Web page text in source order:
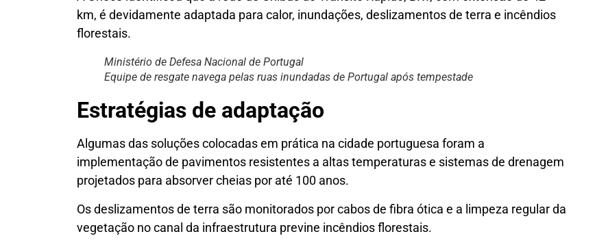
km, é devidamente adaptada para calor, inundações, deslizamentos de terra e incêndios
florestais.
Ministério de Defesa Nacional de Portugal
Equipe de resgate navega pelas ruas inundadas de Portugal após tempestade
Estratégias de adaptação
Algumas das soluções colocadas em prática na cidade portuguesa foram a
implementação de pavimentos resistentes a altas temperaturas e sistemas de drenagem
projetados para absorver cheias por até 100 anos.
Os deslizamentos de terra são monitorados por cabos de fibra ótica e a limpeza regular da
vegetação no canal da infraestrutura previne incêndios florestais.